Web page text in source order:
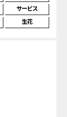
サービス
生花